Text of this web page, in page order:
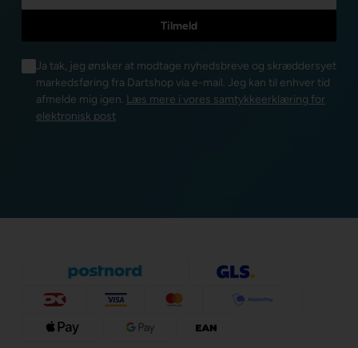
Ja tak, jeg ønsker at modtage nyhedsbreve og skræddersyet
markedsføring fra Dartshop via e-mail. Jeg kan til enhver tid
afmelde mig igen. Læs mere i vores samtykkeerklæring for
elektronisk post